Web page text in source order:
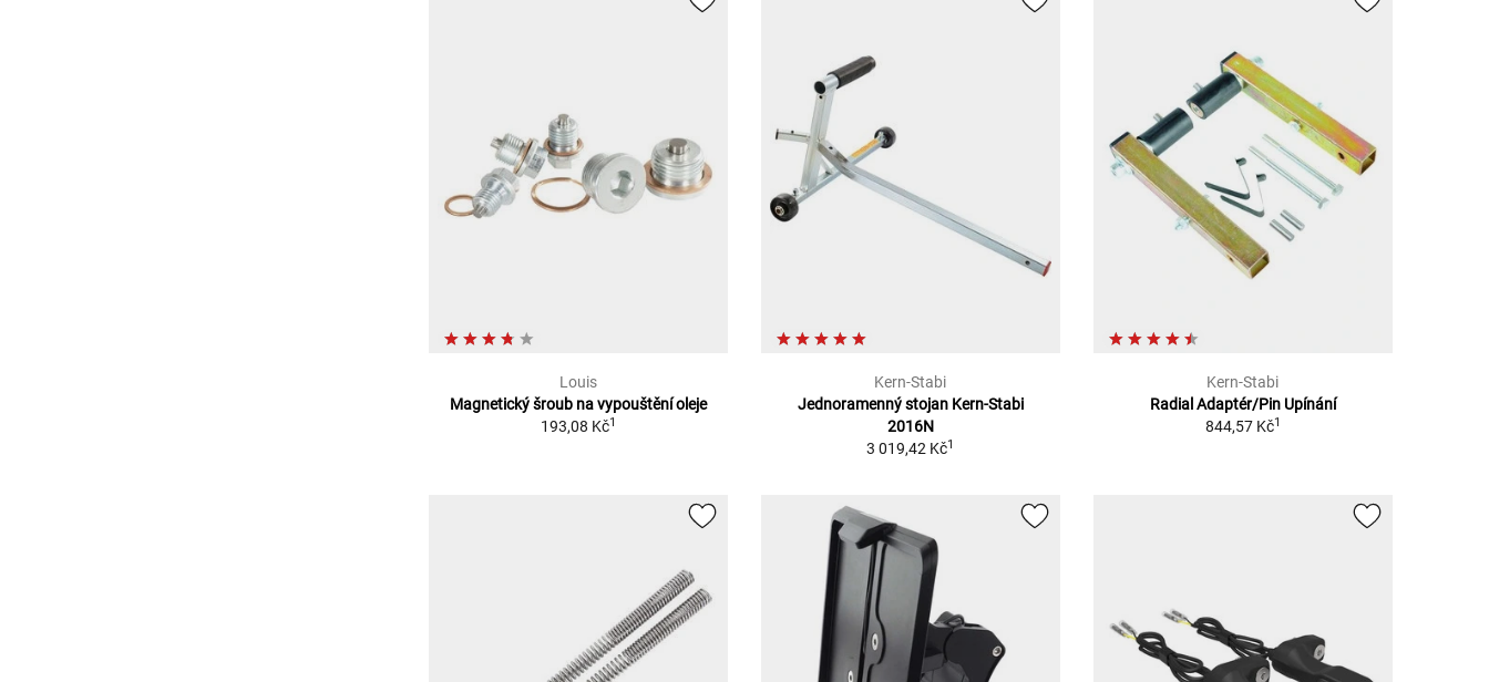
Louis
Magnetický šroub na vypouštění oleje
193,08 Kč1
Kern-Stabi
Jednoramenný stojan Kern-Stabi
2016N
3 019,42 Kč1
Kern-Stabi
Radial Adaptér/Pin Upínání
844,57 Kč1